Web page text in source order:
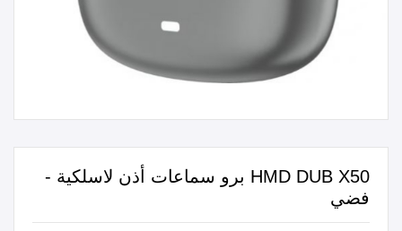
HMD DUB X50 برو سماعات أذن لاسلكية -
فضي